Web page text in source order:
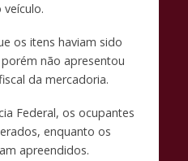
os itens haviam sido
não apresentou
da mercadoria.
Federal, os ocupantes
enquanto os
apreendidos.